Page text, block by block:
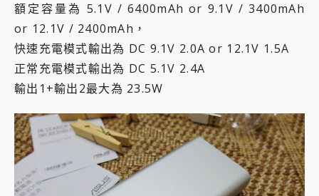
額定容量為 5.1V / 6400mAh or 9.1V / 3400mAh
or 12.1V / 2400mAh，
快速充電模式輸出為 DC 9.1V 2.0A or 12.1V 1.5A
正常充電模式輸出為 DC 5.1V 2.4A
輸出1+輸出2最大為 23.5W